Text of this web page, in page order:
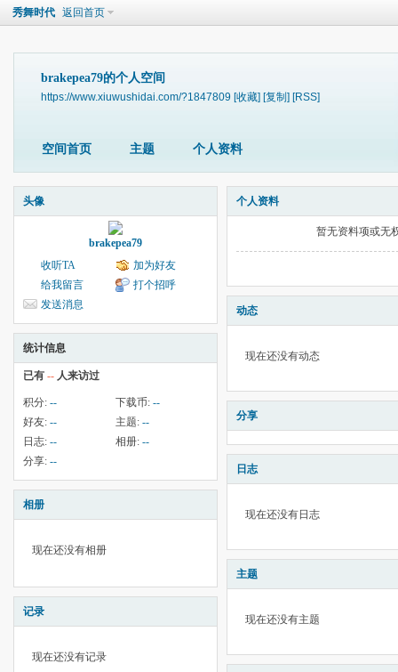
秀舞时代 返回首页
brakepea79的个人空间
https://www.xiuwushidai.com/?1847809 [收藏] [复制] [RSS]
空间首页 主题 个人资料
头像
brakepea79
收听TA
加为好友
给我留言
打个招呼
发送消息
统计信息
已有 -- 人来访过
积分: -- 下载币: --
好友: -- 主题: --
日志: -- 相册: --
分享: --
相册
现在还没有相册
记录
现在还没有记录
个人资料
暂无资料项或无
动态
现在还没有动态
分享
日志
现在还没有日志
主题
现在还没有主题